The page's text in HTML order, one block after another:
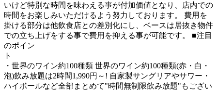
いけど特別な時間を味わえる事が付加価値となり、店内での
時間をお楽しみいただけるよう努力しております。 費用を
掛ける部分は他飲食店との差別化にし、ベースは居抜き物件
での立ち上げをする事で費用を抑える事が可能です。 ■注目
のポイン
・世界のワイン約100種類 世界のワイン約100種類(赤・白・
泡)飲み放題は2時間1,990円～! 自家製サングリアやサワー・
ハイボールなど全部まとめて"時間無制限飲み放題"もござい